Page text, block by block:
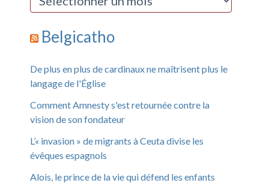
i
e
s
Belgicatho
De plus en plus de cardinaux ne maîtrisent plus le
langage de l'Église
Comment Amnesty s'est retournée contre la
vision de son fondateur
L’« invasion » de migrants à Ceuta divise les
évêques espagnols
Alois, le prince de la vie qui défend les enfants